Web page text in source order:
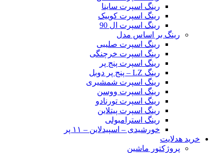
رینگ اسپرت ساینا
رینگ اسپرت کوییک
رینگ اسپرت ال 90
رینگ بر اساس مدل
رینگ اسپرت صلیبی
رینگ اسپرت خرچنگی
رینگ اسپرت پنج پر
رینگ LZ – پنج پر دوبل
رینگ اسپرت شمشیری
رینگ اسپرت ووسن
رینگ اسپرت تورنادو
رینگ اسپرت پیتلاین
رینگ استرامبولی
خورشیدی – اسپیدلاین – ۱۱ پر
خرید هدلایت
پروژکتور ماشین